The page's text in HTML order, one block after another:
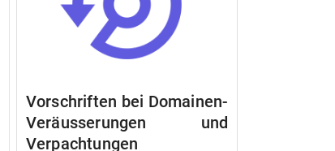
Vorschriften bei Domainen-
Veräusserungen und
Verpachtungen